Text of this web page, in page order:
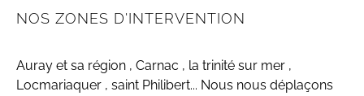
NOS ZONES D'INTERVENTION
Auray et sa région , Carnac , la trinité sur mer ,
Locmariaquer , saint Philibert... Nous nous déplaçons